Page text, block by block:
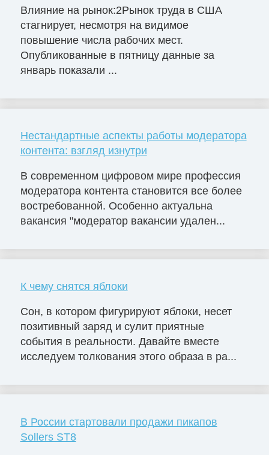
Влияние на рынок:2Рынок труда в США
стагнирует, несмотря на видимое
повышение числа рабочих мест.
Опубликованные в пятницу данные за
январь показали ...
Нестандартные аспекты работы модератора
контента: взгляд изнутри
В современном цифровом мире профессия
модератора контента становится все более
востребованной. Особенно актуальна
вакансия "модератор вакансии удален...
К чему снятся яблоки
Сон, в котором фигурируют яблоки, несет
позитивный заряд и сулит приятные
события в реальности. Давайте вместе
исследуем толкования этого образа в ра...
В России стартовали продажи пикапов
Sollers ST8